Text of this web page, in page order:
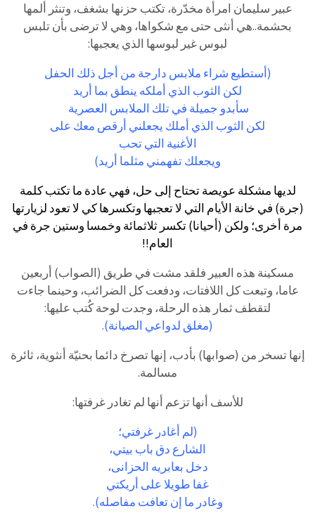
عبير سليمان امرأة مخدّرة، تكتب حزنها بشغف، وتنثر ألمها
بحشمة..هي أنثى حتى مع شكواها، وهي لا ترضى بأن تلبس
لبوس غير لبوسها الذي يعجبها:
(أستطيع شراء ملابس دارجة من أجل ذلك الحفل
لكن الثوب الذي أملكه ينطق بما أريد
سأبدو جميلة في تلك الملابس العصرية
لكن الثوب الذي أملك يجعلني أرقص معك على
الأغنية التي تحب
ويجعلك تفهمني مثلما أريد)
لديها مشكلة عويصة تحتاح إلى حل، فهي عادة ما تكتب كلمة
(جرة) في خانة الأيام التي لا تعجبها وتكسرها كي لا تعود لزيارتها
مرة أخرى؛ ولكن (أحيانا) تكسر ثلاثمائة وخمسا وستين جرة في
العام!!
مسكينة هذه العبير فلقد مشت في طريق (الصواب) أربعين
عاما، وتبعت كل اللافتات، ودفعت كل الضرائب، وحينما جاءت
لتقطف ثمار هذه الرحلة، وجدت لوحة كُتب عليها:
(مغلق لدواعي الصيانة).
إنها تسخر من (صوابها) بأدب، إنها تصرخ دائما بحنيّة أنثوية، ثائرة
مسالمة.
للأسف أنها تزعم أنها لم تغادر غرفتها:
(لم أغادر غرفتي؛
الشارع دق باب بيتي،
دخل بعابريه الحزانى،
غفا طويلا على أريكتي
وغادر ما إن تعافت مفاصله).